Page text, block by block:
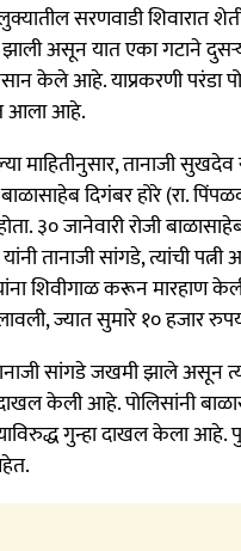
सरणवाडी शिवारात
झाली असून यात एका गटाने
केले आहे. याप्रकरणी परंडा
आला आहे.
माहितीनुसार, तानाजी
दिगंबर होरे (रा.
३० जानेवारी रोजी
यांनी तानाजी सांगडे, त्यांची
शिवीगाळ करून मारहाण
ज्यात सुमारे १० हजार
सांगडे जखमी झाले असून
केली आहे. पोलिसांनी
गुन्हा दाखल केला आहे.